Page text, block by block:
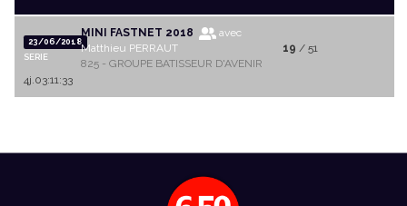
23/06/2018
SERIE
MINI FASTNET 2018
avec
Matthieu PERRAUT
825 - GROUPE BATISSEUR D'AVENIR
19 / 51
4j.03:11:33